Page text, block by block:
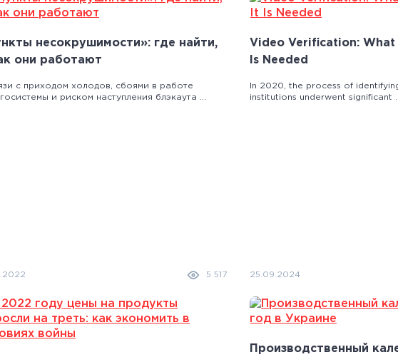
несокрушимости»: где найти,
они работают
с приходом холодов, сбоями в работе
и риском наступления блэкаута ...
5 517
Video Verification: What
Is Needed
In 2020, the process of
institutions underwent significant ...
25.09.2024
Производственный